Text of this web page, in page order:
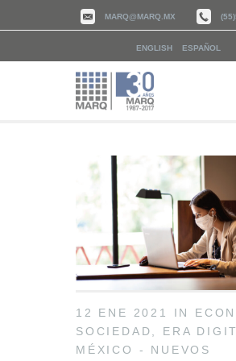
MARQ@MARQ.MX
ENGLISH ESPAÑOL
12 ENE 2021 IN
SOCIEDAD, ERA
MÉXICO - NUEVOS